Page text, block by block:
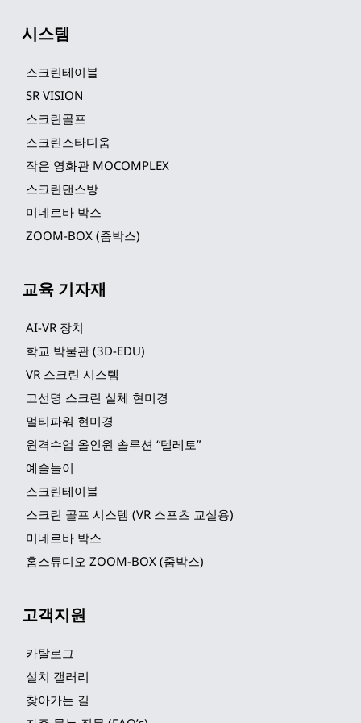
시스템
스크린테이블
SR VISION
스크린골프
스크린스타디움
작은 영화관 MOCOMPLEX
스크린댄스방
미네르바 박스
ZOOM-BOX (줌박스)
교육 기자재
AI-VR 장치
학교 박물관 (3D-EDU)
VR 스크린 시스템
고선명 스크린 실체 현미경
멀티파워 현미경
원격수업 올인원 솔루션 “텔레토”
예술놀이
스크린테이블
스크린 골프 시스템 (VR 스포츠 교실용)
미네르바 박스
홈스튜디오 ZOOM-BOX (줌박스)
고객지원
카탈로그
설치 갤러리
찾아가는 길